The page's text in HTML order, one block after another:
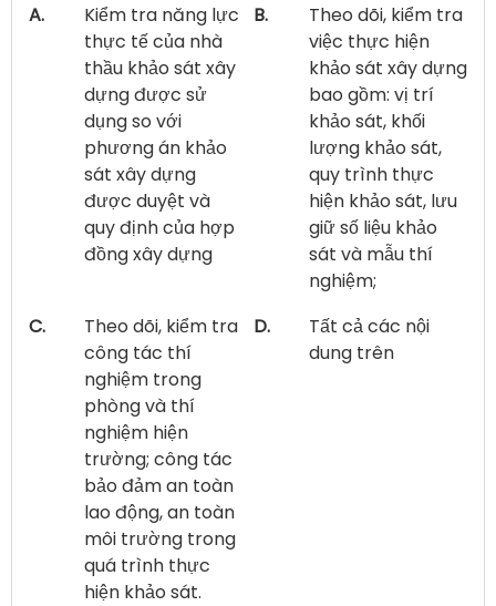
A.
Kiểm tra năng lực
thực tế của nhà
thầu khảo sát xây
dựng được sử
dụng so với
phương án khảo
sát xây dựng
được duyệt và
quy định của hợp
đồng xây dựng
B.
Theo dõi, kiểm tra
việc thực hiện
khảo sát xây dựng
bao gồm: vị trí
khảo sát, khối
lượng khảo sát,
quy trình thực
hiện khảo sát, lưu
giữ số liệu khảo
sát và mẫu thí
nghiệm;
C.
Theo dõi, kiểm tra
công tác thí
nghiệm trong
phòng và thí
nghiệm hiện
trường; công tác
bảo đảm an toàn
lao động, an toàn
môi trường trong
quá trình thực
hiện khảo sát.
D.
Tất cả các nội
dung trên